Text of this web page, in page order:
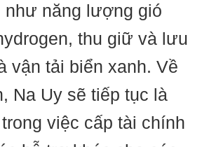
năng lượng gió
thu giữ và lưu
vận tải biển xanh. Về
Na Uy sẽ tiếp tục là
việc cấp tài chính